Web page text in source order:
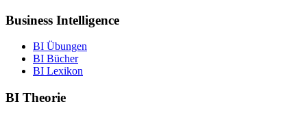
Business Intelligence
BI Übungen
BI Bücher
BI Lexikon
BI Theorie